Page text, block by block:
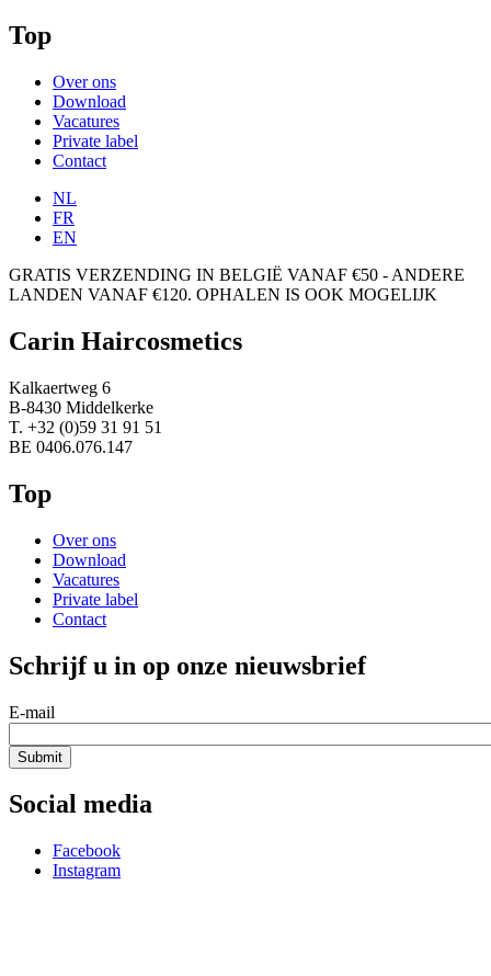
Top
Over ons
Download
Vacatures
Private label
Contact
NL
FR
EN
GRATIS VERZENDING IN BELGIË VANAF €50 - ANDERE
LANDEN VANAF €120. OPHALEN IS OOK MOGELIJK
Carin Haircosmetics
Kalkaertweg 6
B-8430 Middelkerke
T. +32 (0)59 31 91 51
BE 0406.076.147
Top
Over ons
Download
Vacatures
Private label
Contact
Schrijf u in op onze nieuwsbrief
E-mail
Social media
Facebook
Instagram